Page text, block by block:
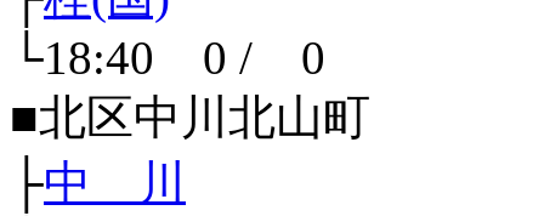
└18:40 0 / 0
■北区中川北山町
├中 川